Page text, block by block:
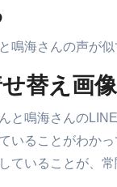
鳴海さんの声が
替え画像
と鳴海さんの
いることがわか
ていることが、